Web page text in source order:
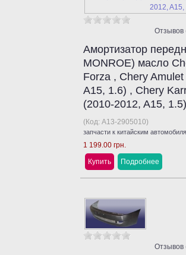
Отзывов
Амортизатор
MONROE) масло
Forza , Chery
A15, 1.6) , Chery
(2010-2012, A15, 1.5)
(Код: A13-2905010)
запчасти к китайским
1 199.00 грн.
Купить
Подробнее
Отзывов